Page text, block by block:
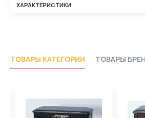
ХАРАКТЕРИСТИКИ
ТОВАРЫ КАТЕГОРИИ ТОВАРЫ